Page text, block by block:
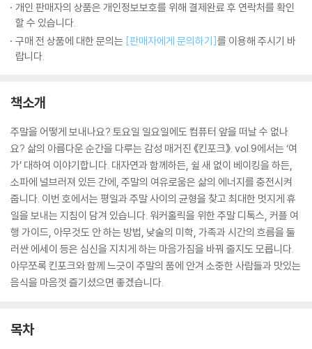
개인 판매자의 상품은 개인정보보호를 위해 결제완료 후 연락처를 확인
할 수 있습니다.
구매 전 상품에 대한 문의는 [판매자에게 문의하기]를 이용해 주시기 바
랍니다.
책소개
주말을 어떻게 보내나요? 토요일 일요일에도 컴퓨터 앞을 떠날 수 없나
요? 삶의 아름다운 순간을 다루는 감성 매거진 《킨포크》. vol.9에서는 ‘여
가’ 대하여 이야기합니다. 대자연과 함께하든, 쉴 새 없이 베이킹을 하든,
소파에 널브러져 있든 간에, 주말의 여유로움은 삶의 에너지를 충전시켜
줍니다. 이번 호에서는 평일과 주말 사이의 균형을 찾고 최대한 멋지게 휴
일을 보내는 지침이 담겨 있습니다. 워커홀릭을 위한 주말 디톡스, 커플 여
행 가이드, 아무것도 안 하는 방법, 낮술의 미학, 가족과 시간의 흐름을 둘
러싼 에세이 등은 심신을 지치게 하는 마음가짐을 바꿔 줄지도 모릅니다.
아무쪼록 킨포크와 함께 느긋이 주말의 품에 안겨 소중한 사람들과 맛있는
음식을 마음껏 즐기셨으면 좋겠습니다.
목차